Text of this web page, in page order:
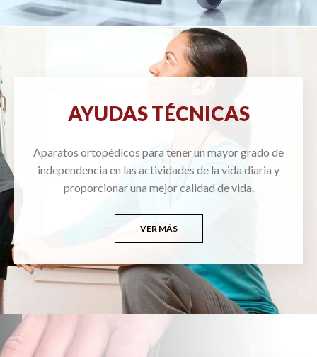
AYUDAS TÉCNICAS
Aparatos ortopédicos para tener un mayor grado de
independencia en las actividades de la vida diaria y
proporcionar una mejor calidad de vida.
VER MÁS